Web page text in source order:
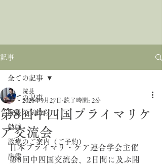
記事
全ての記事
院長の気持ち
勉強
診療のご案内（ご予約）
出雲
全ての記事
第8回中四国プライマリケ
ア交流会
院長
2020年9月27日 読了時間: 2分
日本プライマリ・ケア連合学会主催
第8回中四国交流会、2日間に及ぶ開